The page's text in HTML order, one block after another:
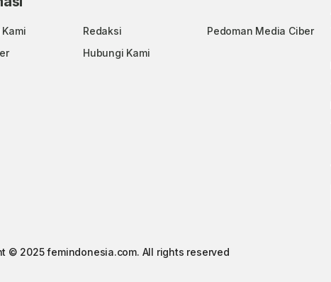
Redaksi
Pedoman Media Ciber
Hubungi Kami
© 2025 femindonesia.com. All rights reserved